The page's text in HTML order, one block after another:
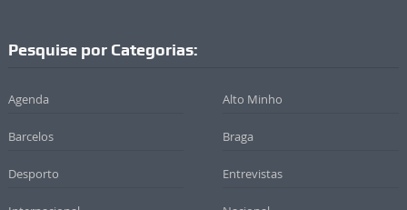
Pesquise por Categorias:
Agenda Alto Minho
Barcelos Braga
Desporto Entrevistas